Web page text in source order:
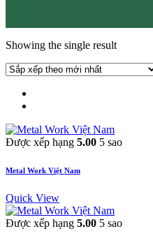
Showing the single result
Được xếp hạng 5.00 5 sao
Metal Work Việt Nam
Quick View
Được xếp hạng 5.00 5 sao